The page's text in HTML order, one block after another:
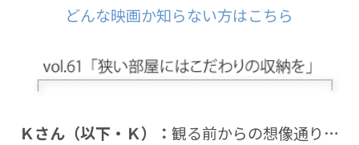
どんな映画か知らない方はこちら
Ｋさん（以下・Ｋ）： 観る前からの想像通り…